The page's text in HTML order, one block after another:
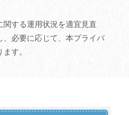
する運用状況を適宜見直
、必要に応じて、本プライバ
す。